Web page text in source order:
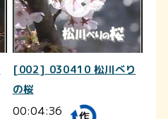
[002] 030410 松川べり
の桜
00:04:36